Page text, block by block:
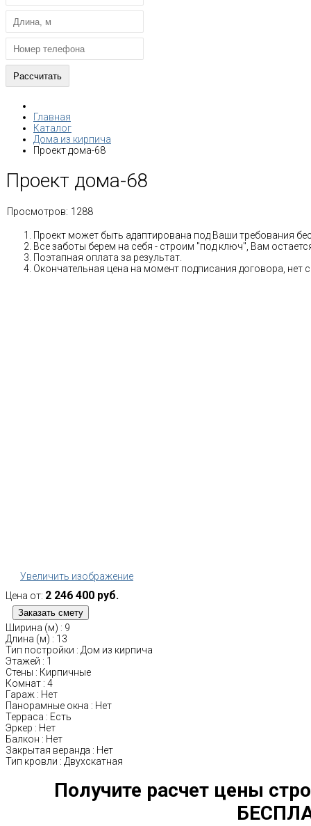
Главная
Каталог
Дома из кирпича
Проект дома-68
Проект дома-68
Просмотров: 1288
Проект может быть адаптирована под Ваши требования
Все заботы берем на себя - строим "под ключ", Вам
Поэтапная оплата за результат.
Окончательная цена на момент подписания договора, нет
Увеличить изображение
Цена от: 2 246 400 руб.
Ширина (м) : 9
Длина (м) : 13
Тип постройки : Дом из кирпича
Этажей : 1
Стены : Кирпичные
Комнат : 4
Гараж : Нет
Панорамные окна : Нет
Терраса : Есть
Эркер : Нет
Балкон : Нет
Закрытая веранда : Нет
Тип кровли : Двухскатная
Получите расчет цены